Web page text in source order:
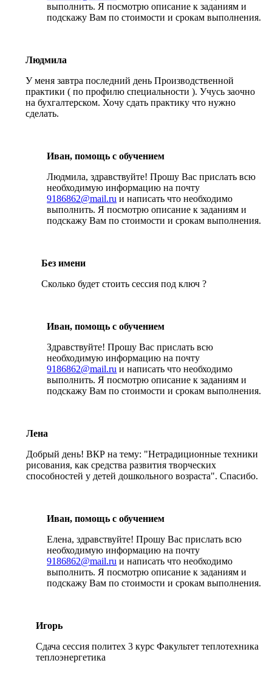
выполнить. Я посмотрю описание к заданиям и
подскажу Вам по стоимости и срокам выполнения.
Людмила
У меня завтра последний день Производственной
практики ( по профилю специальности ). Учусь заочно
на бухгалтерском. Хочу сдать практику что нужно
сделать.
Иван, помощь с обучением
Людмила, здравствуйте! Прошу Вас прислать всю
необходимую информацию на почту
9186862@mail.ru и написать что необходимо
выполнить. Я посмотрю описание к заданиям и
подскажу Вам по стоимости и срокам выполнения.
Без имени
Сколько будет стоить сессия под ключ ?
Иван, помощь с обучением
Здравствуйте! Прошу Вас прислать всю
необходимую информацию на почту
9186862@mail.ru и написать что необходимо
выполнить. Я посмотрю описание к заданиям и
подскажу Вам по стоимости и срокам выполнения.
Лена
Добрый день! ВКР на тему: "Нетрадиционные техники
рисования, как средства развития творческих
способностей у детей дошкольного возраста". Спасибо.
Иван, помощь с обучением
Елена, здравствуйте! Прошу Вас прислать всю
необходимую информацию на почту
9186862@mail.ru и написать что необходимо
выполнить. Я посмотрю описание к заданиям и
подскажу Вам по стоимости и срокам выполнения.
Игорь
Сдача сессия политех 3 курс Факультет теплотехника
теплоэнергетика